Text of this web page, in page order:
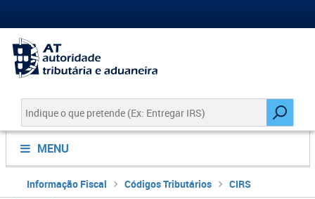
MENU
Informação Fiscal Códigos Tributários CIRS